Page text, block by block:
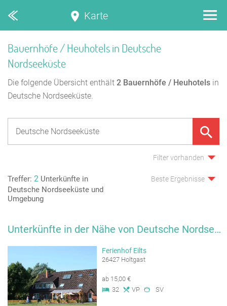
Karte
Bauernhöfe / Heuhotels in Deutsche
Nordseeküste
Die folgende Übersicht enthält 2 Bauernhöfe / Heuhotels in
Deutsche Nordseeküste.
Filter vorhanden
Treffer: 2 Unterkünfte in
Deutsche Nordseeküste und
Umgebung
Beste Ergebnisse
Unterkünfte in der Nähe von Deutsche Nordseeküste
Ferienhof Eilts
26427 Holtgast
ab 15,00 €
32
VP SV